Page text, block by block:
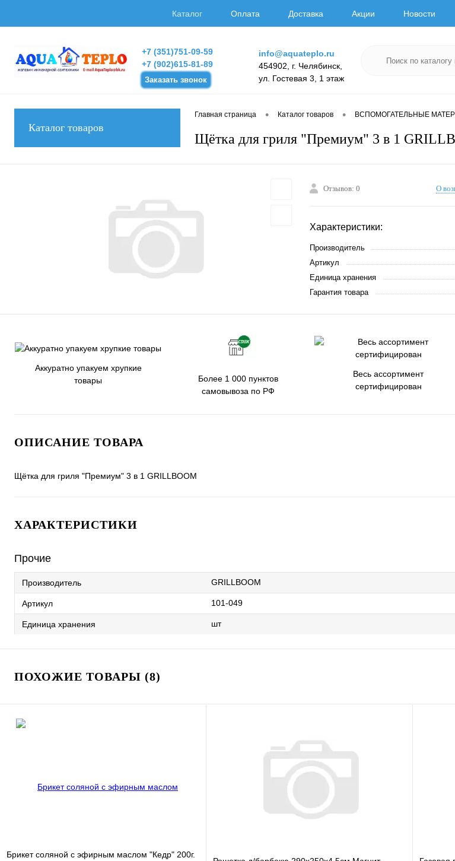
Каталог Оплата Доставка Акции Новости
+7 (351)751-09-59
+7 (902)615-81-89
Заказать звонок
info@aquateplo.ru
454902, г. Челябинск,
ул. Гостевая 3, 1 этаж
Каталог товаров
Главная страница • Каталог товаров • ВСПОМОГАТЕЛЬНЫЕ
Щётка для гриля "Премиум" 3 в 1
Отзывов: 0 О
Характеристики:
Производитель
Артикул
Единица хранения
Гарантия товара
Аккуратно упакуем хрупкие
товары
Более 1 000 пунктов
самовывоза по РФ
Весь ассортимент
сертифицирован
ОПИСАНИЕ ТОВАРА
Щётка для гриля "Премиум" 3 в 1 GRILLBOOM
ХАРАКТЕРИСТИКИ
Прочие
Производитель GRILLBOOM
Артикул 101-049
Единица хранения шт
ПОХОЖИЕ ТОВАРЫ (8)
Брикет соляной с эфирным маслом "Кедр" 200г.